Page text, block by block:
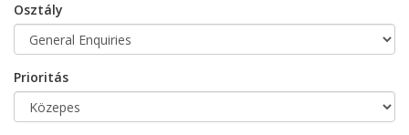
Osztály
Prioritás